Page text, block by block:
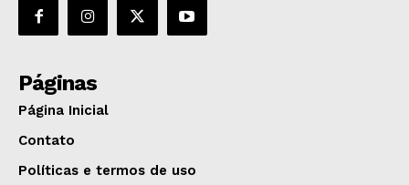
Páginas
Página Inicial
Contato
Políticas e termos de uso